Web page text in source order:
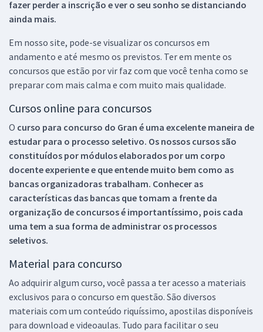
fazer perder a inscrição e ver o seu sonho se distanciando
ainda mais.
Em nosso site, pode-se visualizar os concursos em
andamento e até mesmo os previstos. Ter em mente os
concursos que estão por vir faz com que você tenha como se
preparar com mais calma e com muito mais qualidade.
Cursos online para concursos
O curso para concurso do Gran é uma excelente maneira de
estudar para o processo seletivo. Os nossos cursos são
constituídos por módulos elaborados por um corpo
docente experiente e que entende muito bem como as
bancas organizadoras trabalham. Conhecer as
características das bancas que tomam a frente da
organização de concursos é importantíssimo, pois cada
uma tem a sua forma de administrar os processos
seletivos.
Material para concurso
Ao adquirir algum curso, você passa a ter acesso a materiais
exclusivos para o concurso em questão. São diversos
materiais com um conteúdo riquíssimo, apostilas disponíveis
para download e videoaulas. Tudo para facilitar o seu